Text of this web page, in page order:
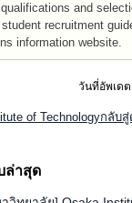
and
recruitment
information website.
วันที่อัพเด
of Technologyกลับ
ล่าสุด